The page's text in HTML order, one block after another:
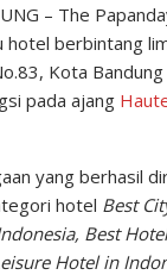
– The
hotel berbintang
Kota
pada ajang
yang berhasil
hotel Best
Best
Hotel in